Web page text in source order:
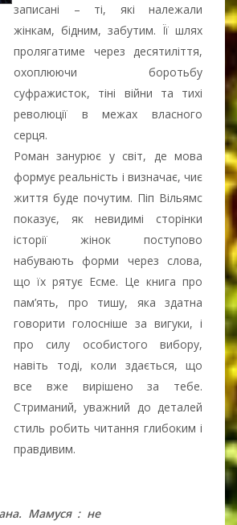
записані – ті, які належали
жінкам, бідним, забутим. Її шлях
пролягатиме через десятиліття,
охоплюючи боротьбу
суфражисток, тіні війни та тихі
революції в межах власного
серця.
Роман занурює у світ, де мова
формує реальність і визначає, чиє
життя буде почутим. Піп Вільямс
показує, як невидимі сторінки
історії жінок поступово
набувають форми через слова,
що їх рятує Есме. Це книга про
пам’ять, про тишу, яка здатна
говорити голосніше за вигуки, і
про силу особистого вибору,
навіть тоді, коли здається, що
все вже вирішено за тебе.
Стриманий, уважний до деталей
стиль робить читання глибоким і
правдивим.
Мамуся : не